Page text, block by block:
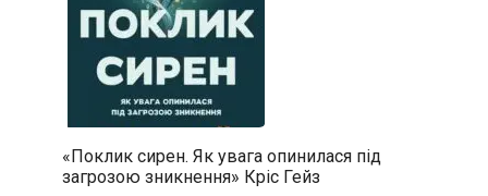
«Поклик сирен. Як увага опинилася під
загрозою зникнення» Кріс Гейз